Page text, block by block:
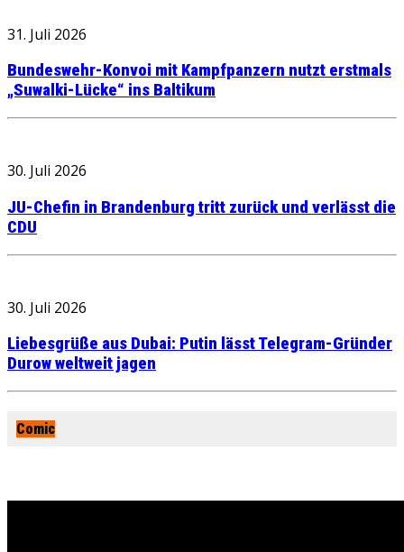
31. Juli 2026
Bundeswehr-Konvoi mit Kampfpanzern nutzt erstmals
„Suwalki-Lücke“ ins Baltikum
30. Juli 2026
JU-Chefin in Brandenburg tritt zurück und verlässt die
CDU
30. Juli 2026
Liebesgrüße aus Dubai: Putin lässt Telegram-Gründer
Durow weltweit jagen
Comic